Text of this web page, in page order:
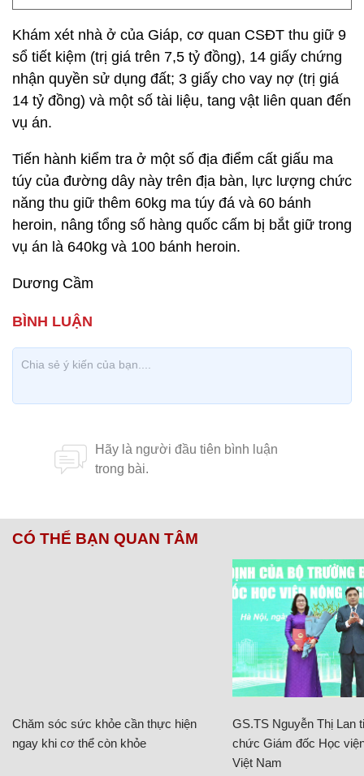
Khám xét nhà ở của Giáp, cơ quan CSĐT thu giữ 9
sổ tiết kiệm (trị giá trên 7,5 tỷ đồng), 14 giấy chứng
nhận quyền sử dụng đất; 3 giấy cho vay nợ (trị giá
14 tỷ đồng) và một số tài liệu, tang vật liên quan đến
vụ án.
Tiến hành kiểm tra ở một số địa điểm cất giấu ma
túy của đường dây này trên địa bàn, lực lượng chức
năng thu giữ thêm 60kg ma túy đá và 60 bánh
heroin, nâng tổng số hàng quốc cấm bị bắt giữ trong
vụ án là 640kg và 100 bánh heroin.
Dương Cầm
CÓ THỂ BẠN QUAN TÂM
Chăm sóc sức khỏe cần thực hiện
ngay khi cơ thể còn khỏe
GS.TS Nguyễn Thị Lan
chức Giám đốc Học
Việt Nam